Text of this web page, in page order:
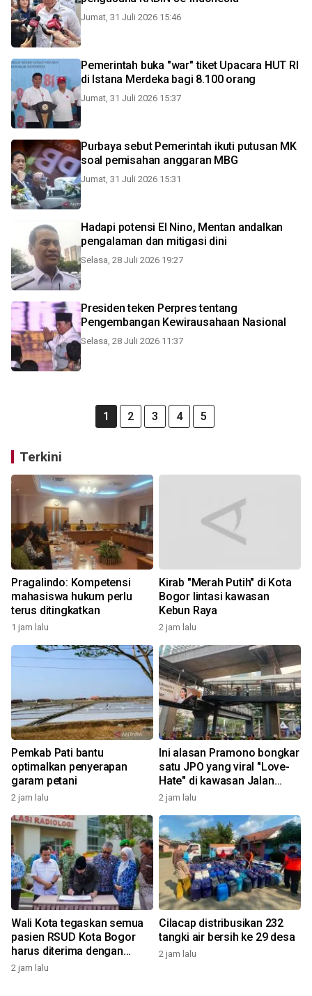
Jumat, 31 Juli 2026 15:46
Pemerintah buka "war" tiket Upacara HUT RI
di Istana Merdeka bagi 8.100 orang
Jumat, 31 Juli 2026 15:37
Purbaya sebut Pemerintah ikuti putusan MK
soal pemisahan anggaran MBG
Jumat, 31 Juli 2026 15:31
Hadapi potensi El Nino, Mentan andalkan
pengalaman dan mitigasi dini
Selasa, 28 Juli 2026 19:27
Presiden teken Perpres tentang
Pengembangan Kewirausahaan Nasional
Selasa, 28 Juli 2026 11:37
1 2 3 4 5
Terkini
Pragalindo: Kompetensi
mahasiswa hukum perlu
terus ditingkatkan
1 jam lalu
Kirab "Merah Putih" di Kota
Bogor lintasi kawasan
Kebun Raya
2 jam lalu
Pemkab Pati bantu
optimalkan penyerapan
garam petani
2 jam lalu
Ini alasan Pramono bongkar
satu JPO yang viral "Love-
Hate" di kawasan Jalan
Rasuna Said
2 jam lalu
Wali Kota tegaskan semua
pasien RSUD Kota Bogor
harus diterima dengan
profesional
2 jam lalu
Cilacap distribusikan 232
tangki air bersih ke 29 desa
2 jam lalu